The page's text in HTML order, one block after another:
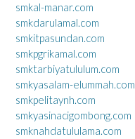
smkal-manar.com
smkdarulamal.com
smkitpasundan.com
smkpgrikamal.com
smktarbiyatululum.com
smkyasalam-elummah.com
smkpelitaynh.com
smkyasinacigombong.com
smknahdatululama.com